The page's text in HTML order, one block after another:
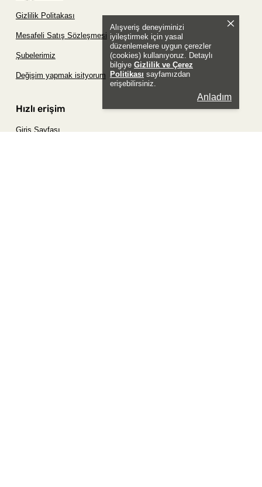
Alışveriş deneyiminizi
iyileştirmek için yasal
düzenlemelere uygun çerezler
(cookies) kullanıyoruz. Detaylı
bilgiye Gizlilik ve Çerez
Politikası sayfamızdan
erişebilirsiniz.
Anladım
Gizlilik Politakası
Mesafeli Satış Sözleşmesi
Şubelerimiz
Değişim yapmak isityorum
Hızlı erişim
Giriş Sayfası